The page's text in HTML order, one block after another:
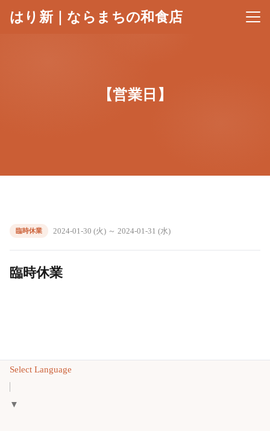
はり新｜ならまちの和食店 メニ
【営業日】
臨時休業 2024-01-30 (火) ～ 2024-01-31 (水)
臨時休業
Select Language
▼